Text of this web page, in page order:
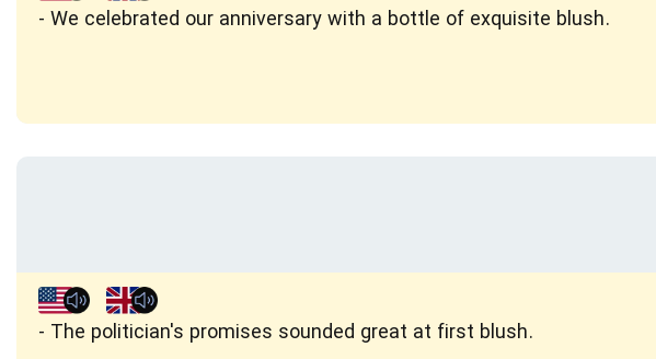
We celebrated our anniversary with a bottle of exquisite blush.
The politician's promises sounded great at first blush.